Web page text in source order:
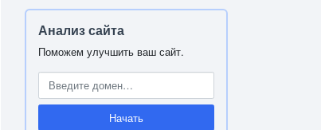
Анализ сайта
Поможем улучшить ваш сайт.
Начать